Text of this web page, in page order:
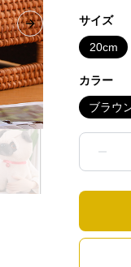
Next slide
サイズ
20cm
カラー
ブラウ